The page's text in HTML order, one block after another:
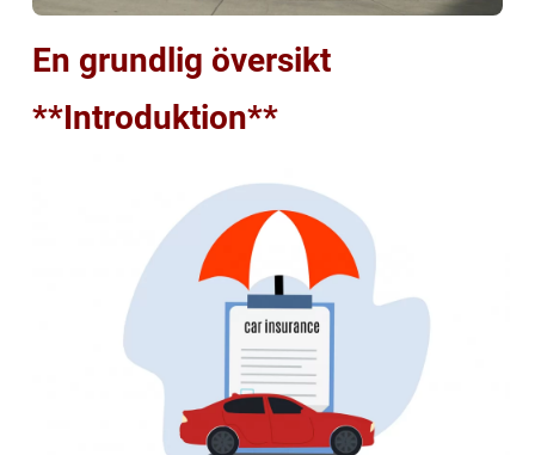
En grundlig översikt
**Introduktion**